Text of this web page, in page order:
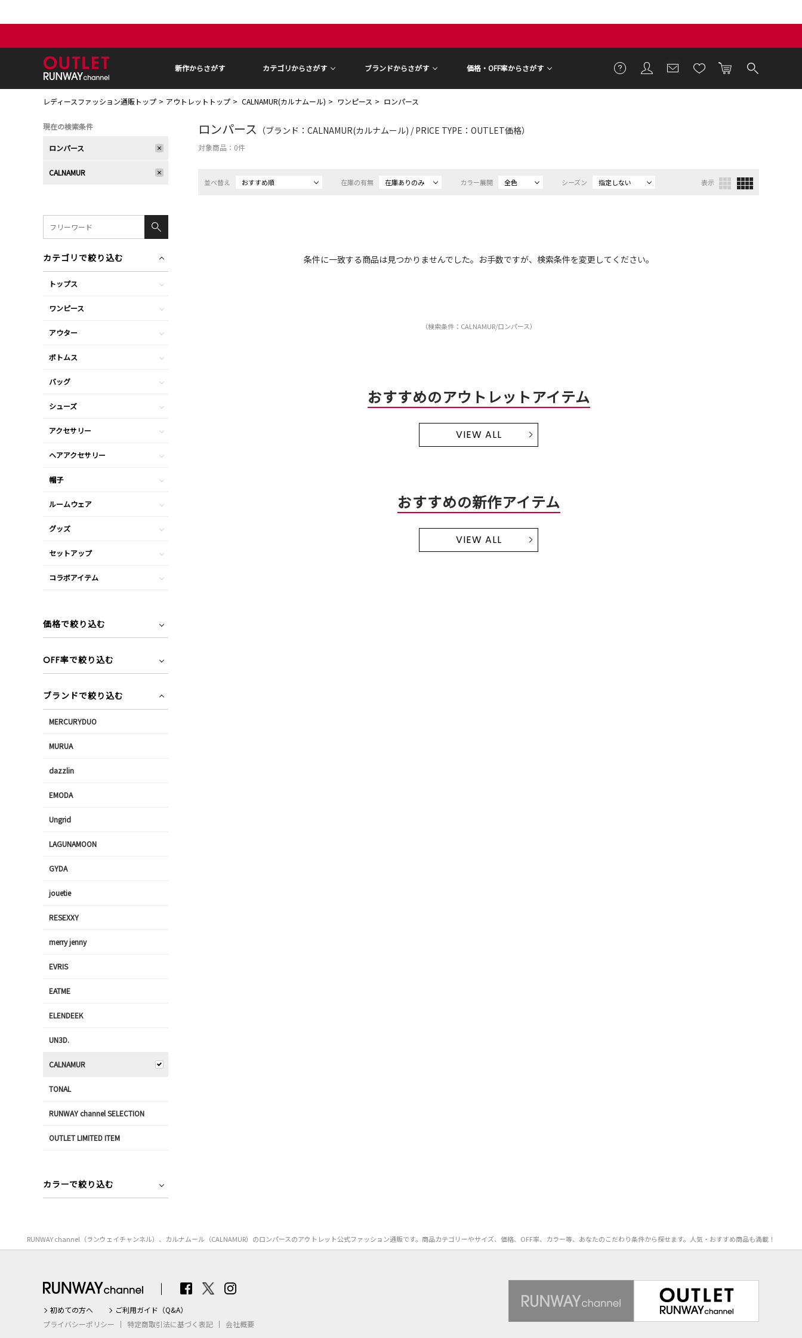
新作からさがす カテゴリからさがす ブランドからさがす 価格・OFF率からさがす
レディースファッション通販トップ アウトレットトップ CALNAMUR(カルナムール) ワンピース ロンパース
ロンパース （ブランド：CALNAMUR(カルナムール) / PRICE TYPE：OUTLET価格）
対象商品： 0件
並べ替え おすすめ順 在庫の有無 在庫ありのみ カラー展開 全色 シーズン 指定しない 表示
条件に一致する商品は見つかりませんでした。お手数ですが、検索条件を変更してください。
（検索条件：CALNAMUR/ロンパース）
おすすめのアウトレットアイテム
VIEW ALL
おすすめの新作アイテム
VIEW ALL
現在の検索条件
ロンパース
CALNAMUR
カテゴリで絞り込む
トップス
ワンピース
アウター
ボトムス
バッグ
シューズ
アクセサリー
ヘアアクセサリー
帽子
ルームウェア
グッズ
セットアップ
コラボアイテム
価格で絞り込む
OFF率で絞り込む
ブランドで絞り込む
MERCURYDUO
MURUA
dazzlin
EMODA
Ungrid
LAGUNAMOON
GYDA
jouetie
RESEXXY
merry jenny
EVRIS
EATME
ELENDEEK
UN3D.
CALNAMUR
TONAL
RUNWAY channel SELECTION
OUTLET LIMITED ITEM
カラーで絞り込む
RUNWAY channel（ランウェイチャンネル）、カルナムール（CALNAMUR）のロンパースのアウトレット公式ファッション通販です。商品カテゴリーやサイズ、価格、OFF率、カラー等、あなたのこだわり条件から探せます。人気・おすすめ商品も満載！
初めての方へ
ご利用ガイド（Q&A）
プライバシーポリシー
特定商取引法に基づく表記 会社概要